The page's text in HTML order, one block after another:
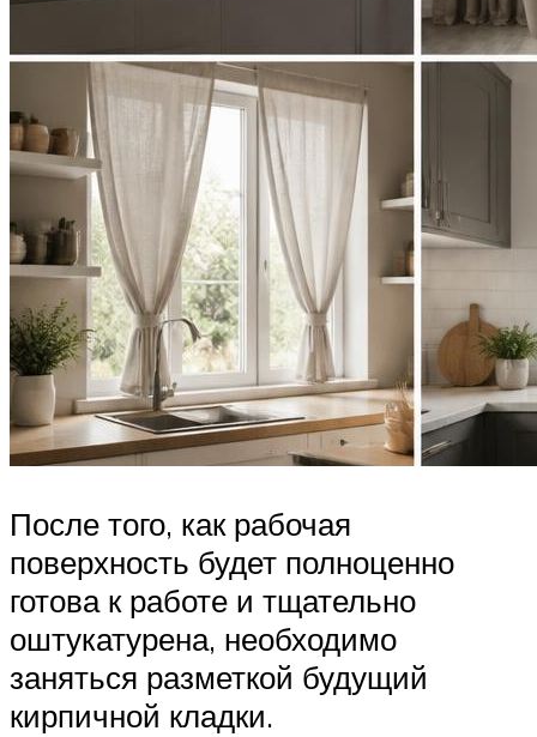
После того, как рабочая
поверхность будет полноценно
готова к работе и тщательно
оштукатурена, необходимо
заняться разметкой будущий
кирпичной кладки.